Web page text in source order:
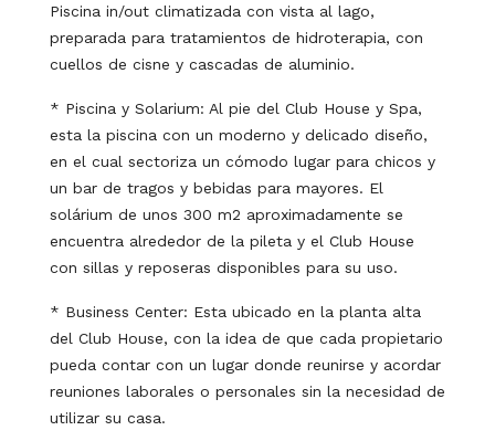
Piscina in/out climatizada con vista al lago,
preparada para tratamientos de hidroterapia, con
cuellos de cisne y cascadas de aluminio.
* Piscina y Solarium: Al pie del Club House y Spa,
esta la piscina con un moderno y delicado diseño,
en el cual sectoriza un cómodo lugar para chicos y
un bar de tragos y bebidas para mayores. El
solárium de unos 300 m2 aproximadamente se
encuentra alrededor de la pileta y el Club House
con sillas y reposeras disponibles para su uso.
* Business Center: Esta ubicado en la planta alta
del Club House, con la idea de que cada propietario
pueda contar con un lugar donde reunirse y acordar
reuniones laborales o personales sin la necesidad de
utilizar su casa.